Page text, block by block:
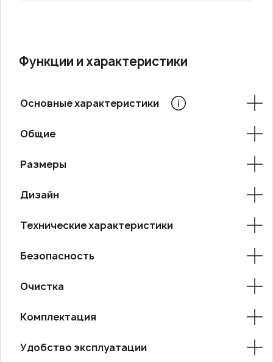
Функции и характеристики
Основные характеристики
Общие
Размеры
Дизайн
Технические характеристики
Безопасность
Очистка
Комплектация
Удобство эксплуатации